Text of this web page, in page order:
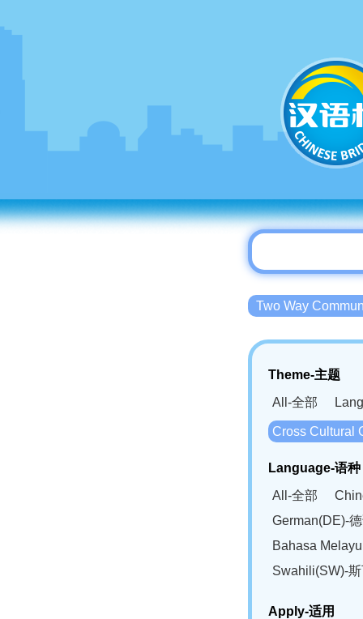
Two Way
Theme-主题
All-全部
Cross Cultural
Language-语种
All-全部
German(DE)-
Bahasa
Swahili(SW)-
Apply-适用